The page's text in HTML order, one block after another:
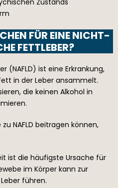
FÜR EINE NICHT-
FETTLEBER?
(NAFLD) ist eine Erkrankung,
in der Leber ansammelt.
die keinen Alkohol in
NAFLD beitragen können,
ist die häufigste Ursache für
im Körper kann zur
führen.